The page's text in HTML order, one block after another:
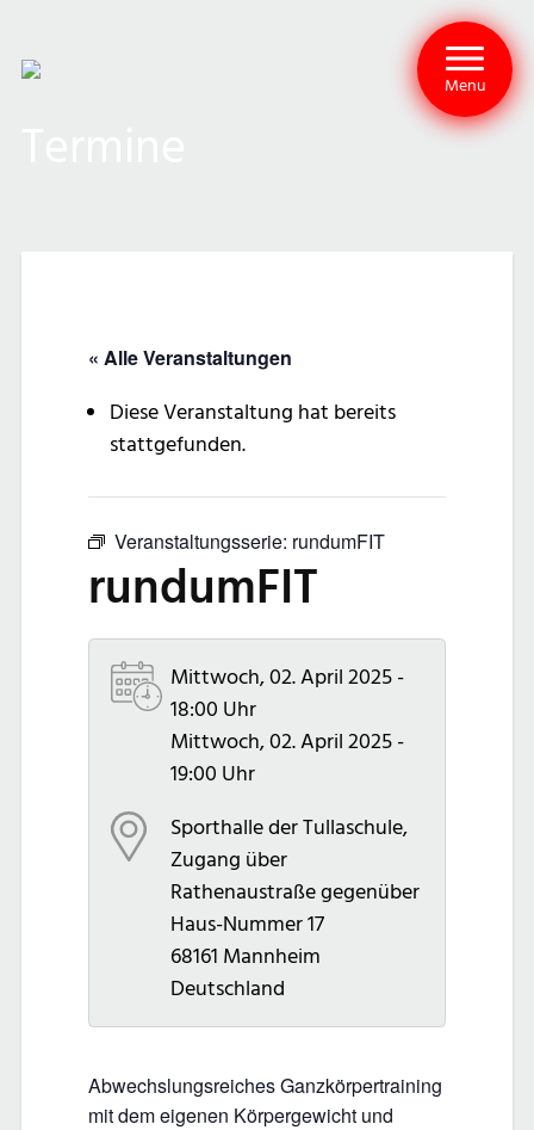
Menu
« Alle Veranstaltungen
Diese Veranstaltung hat bereits
stattgefunden.
Veranstaltungsserie: rundumFIT
rundumFIT
Mittwoch, 02. April 2025 -
18:00 Uhr
Mittwoch, 02. April 2025 -
19:00 Uhr
Sporthalle der Tullaschule,
Zugang über
Rathenaustraße gegenüber
Haus-Nummer 17
68161 Mannheim
Deutschland
Abwechslungsreiches Ganzkörpertraining
mit dem eigenen Körpergewicht und